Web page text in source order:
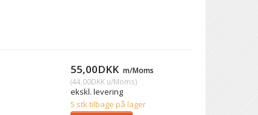
55,00DKK m/Moms
(44,00DKKu/Moms)
ekskl. levering
5 stk tilbage på lager